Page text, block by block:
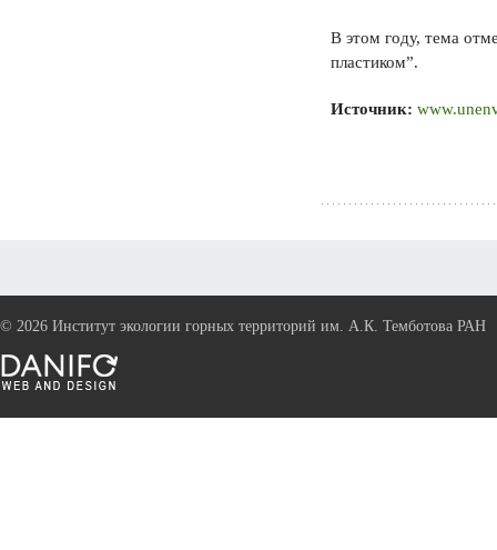
В этом году, тема
пластиком”.
Источник:
© 2026 Институт экологии горных территорий им. А.К. Темботова РАН